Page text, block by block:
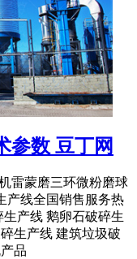
参数 豆丁网
雷蒙磨三环微粉磨球
产线全国销售服务热
产线 鹅卵石破碎生
生产线 建筑垃圾破
品